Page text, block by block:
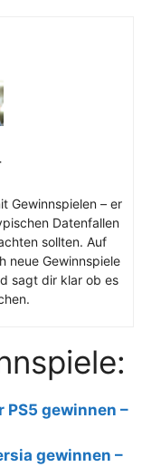
Gewinnspielen – er
Datenfallen
sollten. Auf
neue Gewinnspiele
sagt dir klar ob es
PS5 gewinnen –
gewinnen –